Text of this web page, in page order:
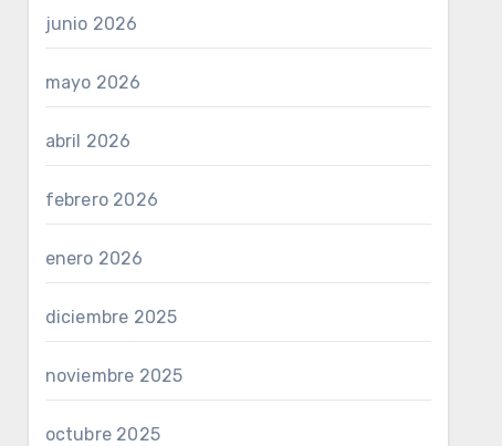
junio 2026
mayo 2026
abril 2026
febrero 2026
enero 2026
diciembre 2025
noviembre 2025
octubre 2025